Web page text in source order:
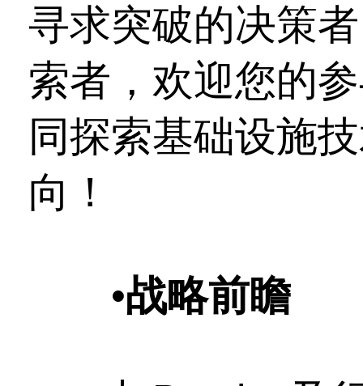
寻求突破的决策
索者，欢迎您的
同探索基础设施
向！
•战略前瞻